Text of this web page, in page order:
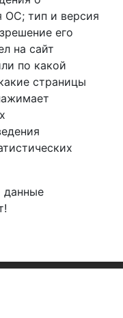
ОС; тип и версия
его
на сайт
по какой
страницы
данные